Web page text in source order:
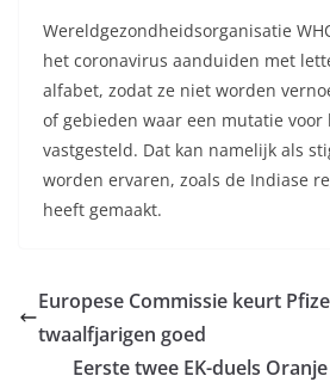
Wereldgezondheidsorganisatie
het coronavirus aanduiden met
alfabet, zodat ze niet worden
of gebieden waar een mutatie voor
vastgesteld. Dat kan namelijk als
worden ervaren, zoals de Indiase
heeft gemaakt.
Europese Commissie keurt
twaalfjarigen goed
Eerste twee EK-duels